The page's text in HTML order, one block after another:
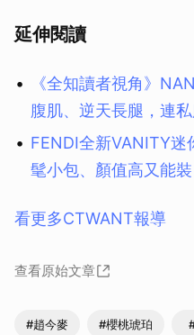
延伸閱讀
《全知讀者視角》
腹肌、逆天長腿，連
FENDI全新VANITY迷
髦小包、顏值高又能
看更多CTWANT報導
查看原始文章
#趙今麥 #櫻桃琥珀